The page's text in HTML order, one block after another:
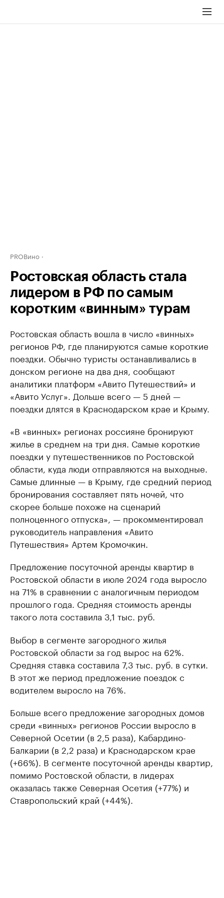
PROВино
Ростовская область стала
лидером в РФ по самым
коротким «винным» турам
Ростовская область вошла в число «винных»
регионов РФ, где планируются самые короткие
поездки. Обычно туристы останавливались в
донском регионе на два дня, сообщают
аналитики платформ «Авито Путешествий» и
«Авито Услуг». Дольше всего — 5 дней —
поездки длятся в Краснодарском крае и Крыму.
«В «винных» регионах россияне бронируют
жилье в среднем на три дня. Самые короткие
поездки у путешественников по Ростовской
области, куда люди отправляются на выходные.
Самые длинные — в Крыму, где средний период
бронирования составляет пять ночей, что
скорее больше похоже на сценарий
полноценного отпуска», — прокомментировал
руководитель направления «Авито
Путешествия» Артем Кромочкин.
Предложение посуточной аренды квартир в
Ростовской области в июле 2024 года выросло
на 71% в сравнении с аналогичным периодом
прошлого года. Средняя стоимость аренды
такого лота составила 3,1 тыс. руб.
Выбор в сегменте загородного жилья
Ростовской области за год вырос на 62%.
Средняя ставка составила 7,3 тыс. руб. в сутки.
В этот же период предложение поездок с
водителем выросло на 76%.
Больше всего предложение загородных домов
среди «винных» регионов России выросло в
Северной Осетии (в 2,5 раза), Кабардино-
Балкарии (в 2,2 раза) и Краснодарском крае
(+66%). В сегменте посуточной аренды квартир,
помимо Ростовской области, в лидерах
оказалась также Северная Осетия (+77%) и
Ставропольский край (+44%).